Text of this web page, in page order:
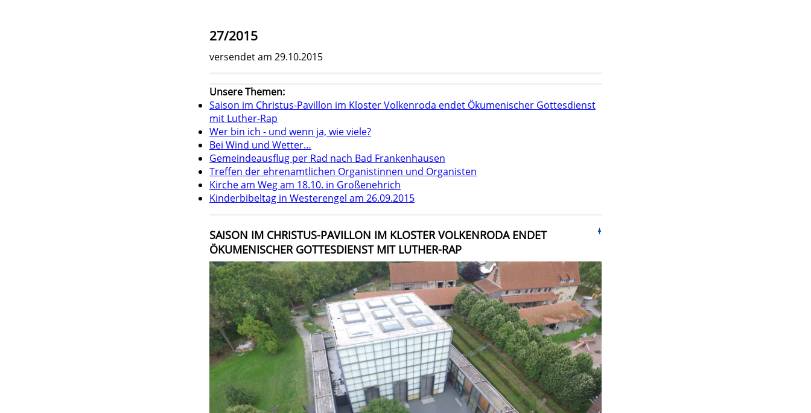
27/2015
versendet am 29.10.2015
Unsere Themen:
Saison im Christus-Pavillon im Kloster Volkenroda endet Ökumenischer Gottesdienst
mit Luther-Rap
Wer bin ich - und wenn ja, wie viele?
Bei Wind und Wetter…
Gemeindeausflug per Rad nach Bad Frankenhausen
Treffen der ehrenamtlichen Organistinnen und Organisten
Kirche am Weg am 18.10. in Großenehrich
Kinderbibeltag in Westerengel am 26.09.2015
SAISON IM CHRISTUS-PAVILLON IM KLOSTER VOLKENRODA ENDET
ÖKUMENISCHER GOTTESDIENST MIT LUTHER-RAP